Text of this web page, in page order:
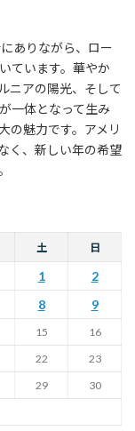
ありながら、ロー
ています。華やか
ニアの陽光、そして
一体となって生み
の魅力です。アメリ
く、新しい年の希望
土 日
1
2
8 9
15
16
22
23
29
30